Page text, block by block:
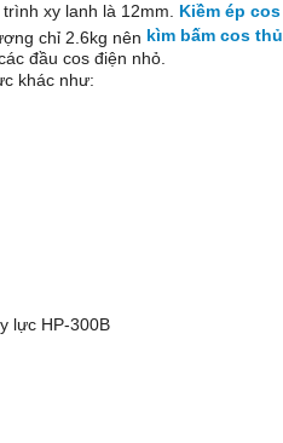
xy lanh là 12mm. Kiềm ép
chỉ 2.6kg nên kìm bấm cos
đầu cos điện nhỏ.
khác như:
lực HP-300B